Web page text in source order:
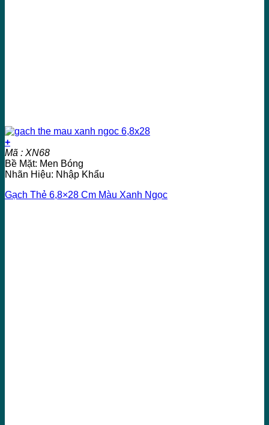
+
Mã : XN68
Bề Mặt: Men Bóng
Nhãn Hiệu: Nhập Khẩu
Gạch Thẻ 6,8×28 Cm Màu Xanh Ngọc